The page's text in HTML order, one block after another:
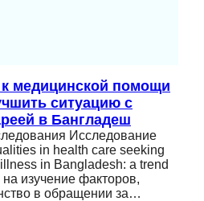
медицинской помощи
ситуацию с
в Бангладеш
Исследование
in health care seeking
in Bangladesh: a trend
изучение факторов,
в обращении за…